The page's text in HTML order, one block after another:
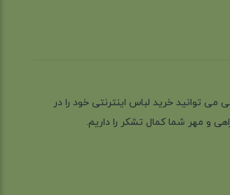
به راحتی می توانید خرید لباس اینترنتی خود را در
و مهر شما کمال تشکر را داریم.